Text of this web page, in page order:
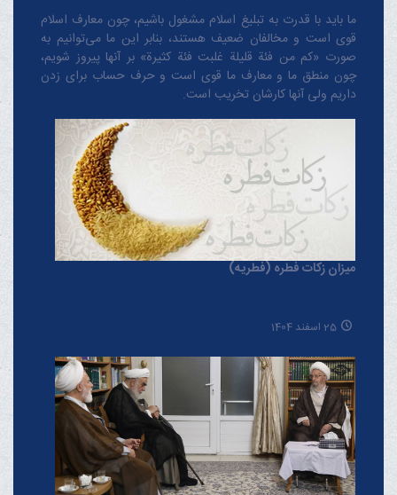
ما باید با قدرت به تبلیغ اسلام مشغول باشیم، چون معارف اسلام
قوی است و مخالفان ضعیف هستند، بنابر این ما می‌توانیم به
صورت «کم من فئة قلیلة غلبت فئة کثیرة» بر آنها پیروز شویم،
چون منطق‌ ما و معارف ‌ما قوی است و حرف حساب برای زدن
داریم ولی آنها کارشان تخریب است.
میزان زکات فطره (فطریه)
25 اسفند 1404